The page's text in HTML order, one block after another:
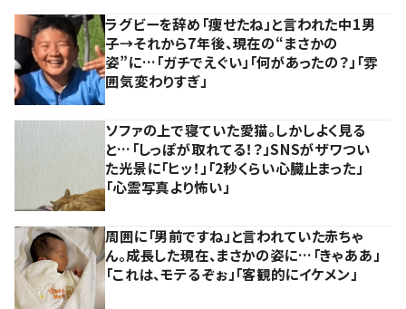
ラグビーを辞め「痩せたね」と言われた中1男
子→それから7年後、現在の“まさかの
姿”に…「ガチでえぐい」「何があったの？」「雰
囲気変わりすぎ」
ソファの上で寝ていた愛猫。しかしよく見る
と…「しっぽが取れてる！？」SNSがザワつい
た光景に「ヒッ！」「2秒くらい心臓止まった」
「心霊写真より怖い」
周囲に「男前ですね」と言われていた赤ちゃ
ん。成長した現在、まさかの姿に…「きゃああ」
「これは、モテるぞぉ」「客観的にイケメン」